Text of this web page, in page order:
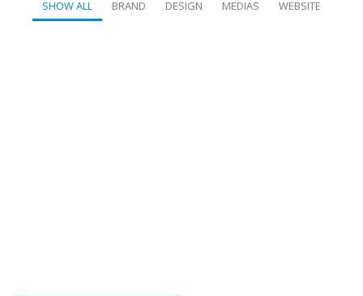
SHOW ALL BRAND DESIGN MEDIAS WEBSITE